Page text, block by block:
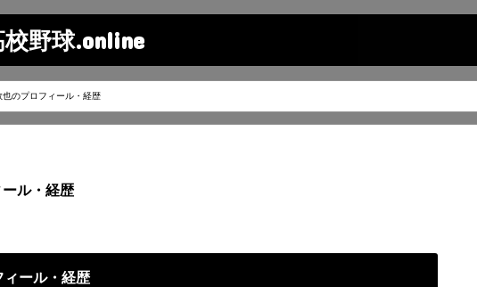
野球.online
也のプロフィール・経歴
ール・経歴
ィール・経歴